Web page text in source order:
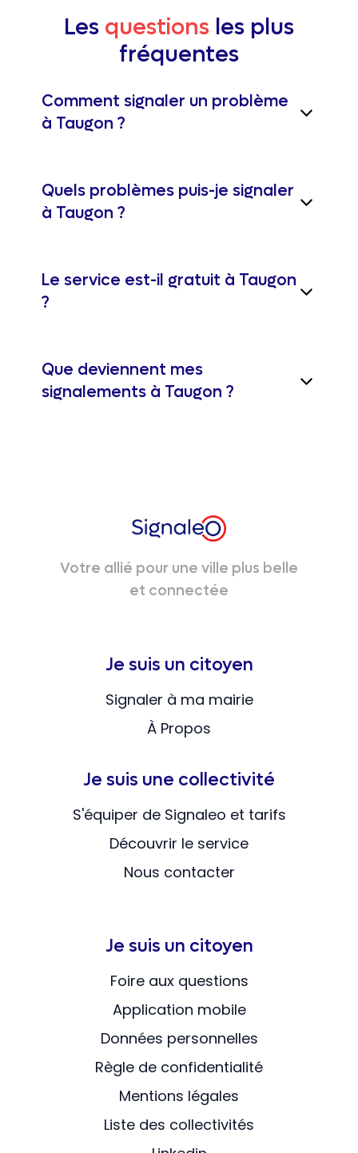
Les questions les plus
fréquentes
Comment signaler un problème
à Taugon ?
Quels problèmes puis-je signaler
à Taugon ?
Le service est-il gratuit à Taugon
?
Que deviennent mes
signalements à Taugon ?
Votre allié pour une ville plus belle
et connectée
Je suis un citoyen
Signaler à ma mairie
À Propos
Je suis une collectivité
S'équiper de Signaleo et tarifs
Découvrir le service
Nous contacter
Je suis un citoyen
Foire aux questions
Application mobile
Données personnelles
Règle de confidentialité
Mentions légales
Liste des collectivités